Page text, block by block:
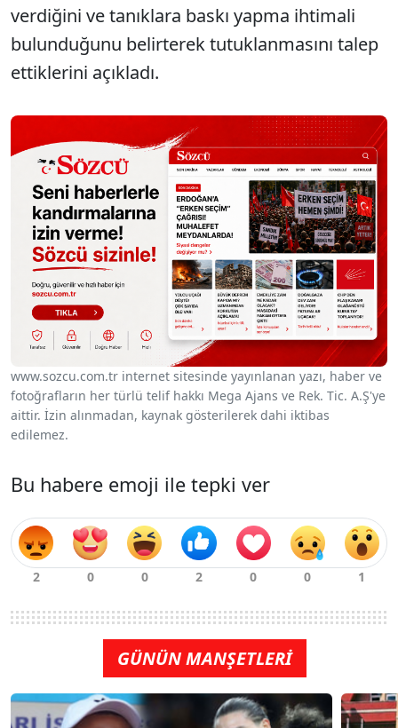
verdiğini ve tanıklara baskı yapma ihtimali
bulunduğunu belirterek tutuklanmasını talep
ettiklerini açıkladı.
www.sozcu.com.tr internet sitesinde yayınlanan yazı, haber ve
fotoğrafların her türlü telif hakkı Mega Ajans ve Rek. Tic. A.Ş'ye
aittir. İzin alınmadan, kaynak gösterilerek dahi iktibas
edilemez.
Bu habere emoji ile tepki ver
GÜNÜN MANŞETLERİ